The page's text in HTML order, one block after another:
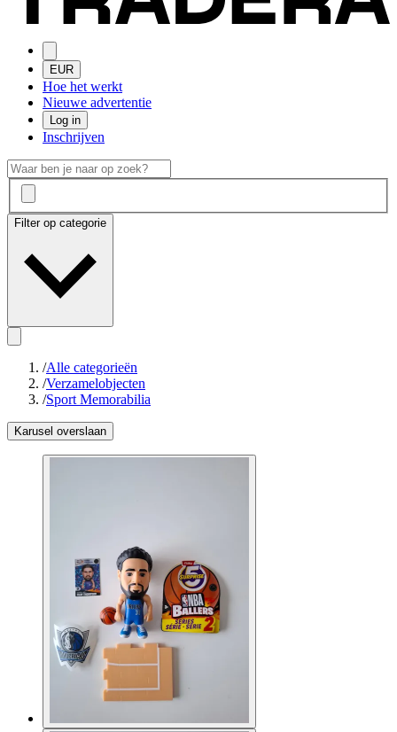
EUR
Hoe het werkt
Nieuwe advertentie
Log in
Inschrijven
Filter op categorie
/Alle categorieën
/Verzamelobjecten
/Sport Memorabilia
Karusel overslaan